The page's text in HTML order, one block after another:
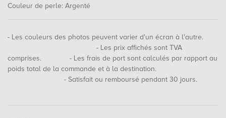
Couleur de perle: Argenté
- Les couleurs des photos peuvent varier d'un écran à l'autre.
- Les prix affichés sont TVA
comprises. - Les frais de port sont calculés par rapport au
poids total de la commande et à la destination.
- Satisfait ou remboursé pendant 30 jours.